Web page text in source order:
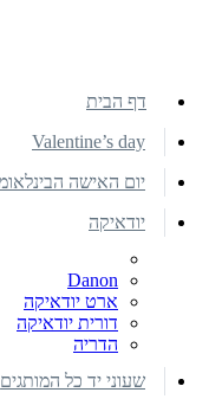
דף הבית
Valentine’s day
יום האישה
יודאיקה
Danon
ארט יודאיקה
דורית יודאיקה
הדריה
שעוני יד כל המותגים